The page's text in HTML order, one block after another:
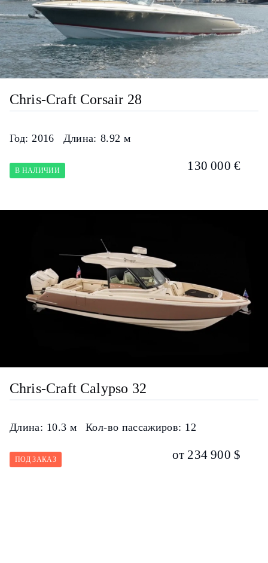
Chris-Craft Corsair 28
Год: 2016 Длина: 8.92 м
В НАЛИЧИИ 130 000 €
Chris-Craft Calypso 32
Длина: 10.3 м Кол-во пассажиров: 12
ПОД ЗАКАЗ от 234 900 $